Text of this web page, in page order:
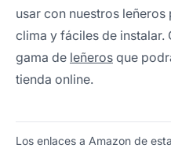
usar con nuestros
clima y fáciles de instalar.
gama de leñeros que
tienda online.
Los enlaces a Amazon de